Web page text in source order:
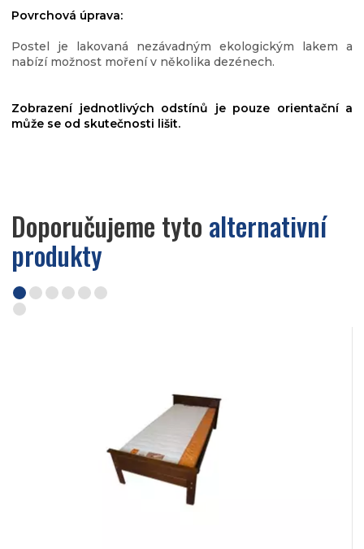
Povrchová úprava:
Postel je lakovaná nezávadným ekologickým lakem a
nabízí možnost moření v několika dezénech.
Zobrazení jednotlivých odstínů je pouze orientační a
může se od skutečnosti lišit.
Doporučujeme tyto alternativní
produkty